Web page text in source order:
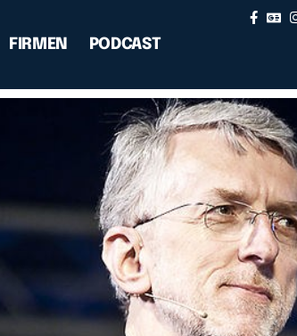
FIRMEN PODCAST